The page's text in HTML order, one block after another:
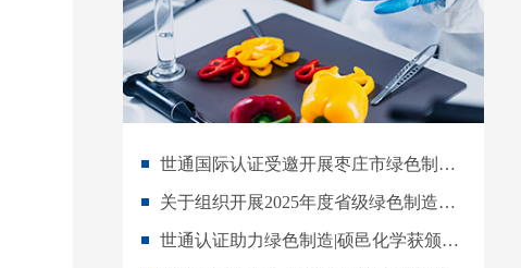
世通国际认证受邀开展枣庄市绿色制造体系梯度培育培训授课
关于组织开展2025年度省级绿色制造单位申报工作的通知
世通认证助力绿色制造|硕邑化学获颁双碳认证